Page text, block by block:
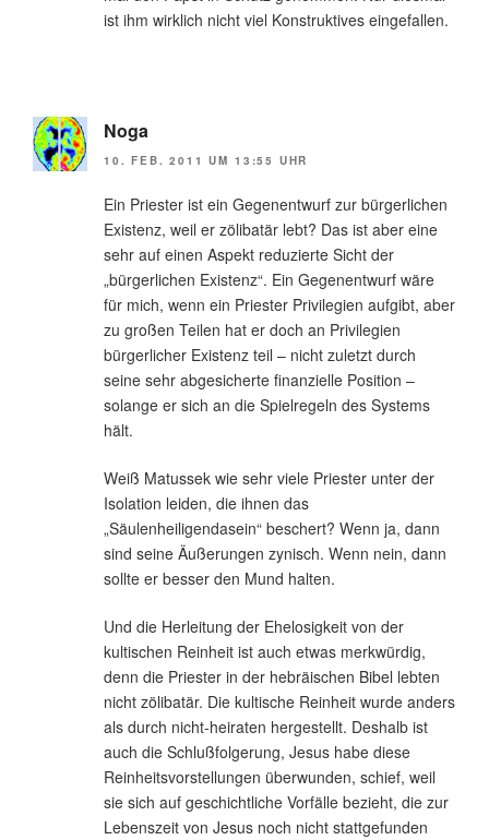
ist ihm wirklich nicht viel Konstruktives eingefallen.
Noga
10. FEB. 2011 UM 13:55 UHR
Ein Priester ist ein Gegenentwurf zur bürgerlichen
Existenz, weil er zölibatär lebt? Das ist aber eine
sehr auf einen Aspekt reduzierte Sicht der
„bürgerlichen Existenz“. Ein Gegenentwurf wäre
für mich, wenn ein Priester Privilegien aufgibt, aber
zu großen Teilen hat er doch an Privilegien
bürgerlicher Existenz teil – nicht zuletzt durch
seine sehr abgesicherte finanzielle Position –
solange er sich an die Spielregeln des Systems
hält.
Weiß Matussek wie sehr viele Priester unter der
Isolation leiden, die ihnen das
„Säulenheiligendasein“ beschert? Wenn ja, dann
sind seine Äußerungen zynisch. Wenn nein, dann
sollte er besser den Mund halten.
Und die Herleitung der Ehelosigkeit von der
kultischen Reinheit ist auch etwas merkwürdig,
denn die Priester in der hebräischen Bibel lebten
nicht zölibatär. Die kultische Reinheit wurde anders
als durch nicht-heiraten hergestellt. Deshalb ist
auch die Schlußfolgerung, Jesus habe diese
Reinheitsvorstellungen überwunden, schief, weil
sie sich auf geschichtliche Vorfälle bezieht, die zur
Lebenszeit von Jesus noch nicht stattgefunden